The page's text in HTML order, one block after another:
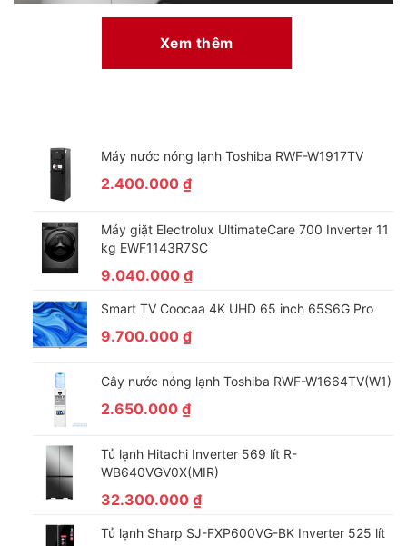
– Tay cầm được làm bằng chất liệu thép không gỉ, cứng cáp và
– Người dùng dễ dàng điều chỉnh lò với bảng điều khiển nút
vặn, có chú thích tiếng Việt – Anh rõ ràng, phù hợp với cả người
Tiện ích – Phụ kiện
Xem thêm
Máy nước nóng lạnh Toshiba RWF-W1917TV
2.400.000 ₫
Máy giặt Electrolux UltimateCare 700 Inverter 11
kg EWF1143R7SC
9.040.000 ₫
Smart TV Coocaa 4K UHD 65 inch 65S6G Pro
9.700.000 ₫
Cây nước nóng lạnh Toshiba RWF-W1664TV(W1)
2.650.000 ₫
Tủ lạnh Hitachi Inverter 569 lít R-
WB640VGV0X(MIR)
32.300.000 ₫
Tủ lạnh Sharp SJ-FXP600VG-BK Inverter 525 lít